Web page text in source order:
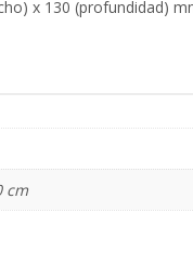
x 130 (profundidad)
cm